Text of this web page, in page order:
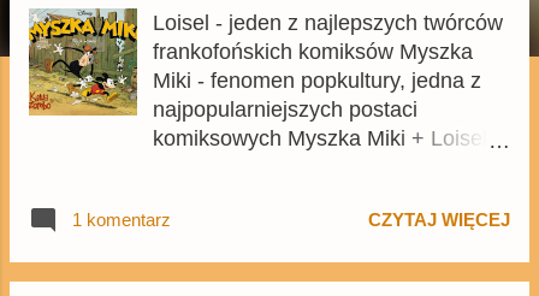
Loisel - jeden z najlepszych twórców
frankofońskich komiksów Myszka
Miki - fenomen popkultury, jedna z
najpopularniejszych postaci
komiksowych Myszka Miki + Loisel =
Postaram się wyjaśnić to w
przenosi czytelnika do lat 30. XX
1 komentarz CZYTAJ WIĘCEJ